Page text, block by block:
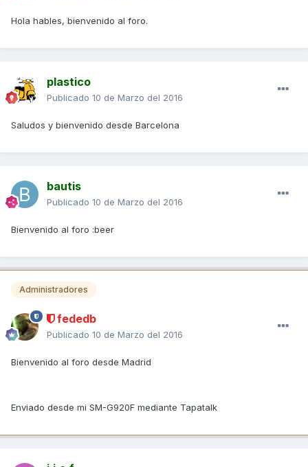
Hola hables, bienvenido al foro.
plastico
Publicado 10 de Marzo del 2016
Saludos y bienvenido desde Barcelona
bautis
Publicado 10 de Marzo del 2016
Bienvenido al foro :beer
Administradores
fededb
Publicado 10 de Marzo del 2016
Bienvenido al foro desde Madrid
Enviado desde mi SM-G920F mediante Tapatalk